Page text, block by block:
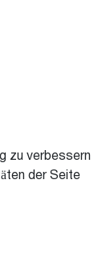
zu verbessern
der Seite